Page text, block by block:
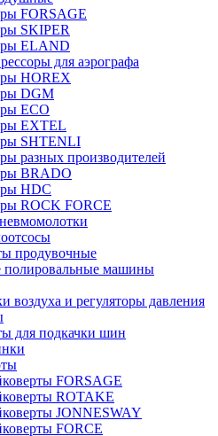
FORSAGE
SKIPER
ELAND
для аэрографа
HOREX
DGM
ECO
EXTEL
SHTENLI
разных производителей
BRADO
HDC
ROCK FORCE
продувочные
полировальные машины
воздуха и регуляторы давления
для подкачки шин
FORSAGE
ROTAKE
JONNESWAY
FORCE